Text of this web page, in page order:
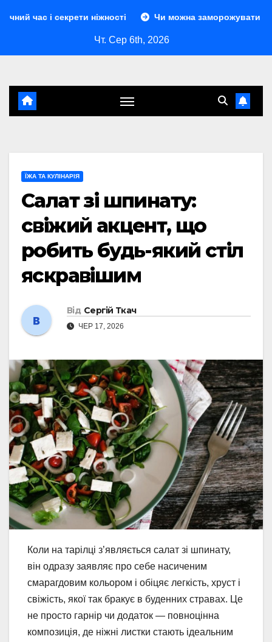
ніжності Чи можна заморожувати сир: повний гід
Чт. Сер 6th, 2026
ЇЖА ТА КУЛІНАРІЯ
Салат зі шпинату:
свіжий акцент, що
робить будь-який стіл
яскравішим
Від Сергій Ткач
ЧЕР 17, 2026
Коли на тарілці з’являється салат зі шпинату,
він одразу заявляє про себе насиченим
смарагдовим кольором і обіцяє легкість, хруст і
свіжість, якої так бракує в буденних стравах. Це
не просто гарнір чи додаток — повноцінна
композиція, де ніжні листки стають ідеальним